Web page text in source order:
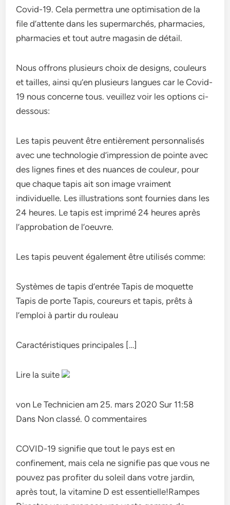
Covid-19. Cela permettra une optimisation de la
file d’attente dans les supermarchés, pharmacies,
pharmacies et tout autre magasin de détail.
Nous offrons plusieurs choix de designs, couleurs
et tailles, ainsi qu’en plusieurs langues car le Covid-
19 nous concerne tous. veuillez voir les options ci-
dessous:
Les tapis peuvent être entièrement personnalisés
avec une technologie d’impression de pointe avec
des lignes fines et des nuances de couleur, pour
que chaque tapis ait son image vraiment
individuelle. Les illustrations sont fournies dans les
24 heures. Le tapis est imprimé 24 heures après
l’approbation de l’oeuvre.
Les tapis peuvent également être utilisés comme:
Systèmes de tapis d’entrée Tapis de moquette
Tapis de porte Tapis, coureurs et tapis, prêts à
l’emploi à partir du rouleau
Caractéristiques principales […]
Lire la suite
von Le Technicien am 25. mars 2020 Sur 11:58
Dans Non classé. 0 commentaires
COVID-19 signifie que tout le pays est en
confinement, mais cela ne signifie pas que vous ne
pouvez pas profiter du soleil dans votre jardin,
après tout, la vitamine D est essentielle!Rampes